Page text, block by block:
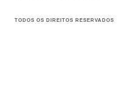
TODOS OS DIREITOS RESERVADOS